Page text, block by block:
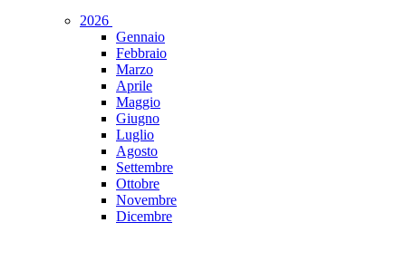
2026
Gennaio
Febbraio
Marzo
Aprile
Maggio
Giugno
Luglio
Agosto
Settembre
Ottobre
Novembre
Dicembre